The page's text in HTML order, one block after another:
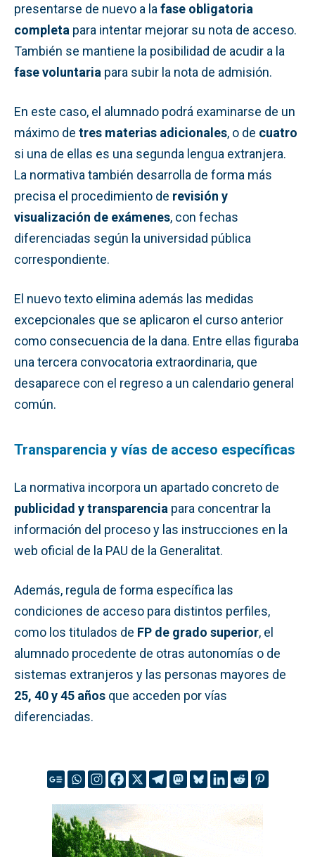
presentarse de nuevo a la fase obligatoria
completa para intentar mejorar su nota de acceso.
También se mantiene la posibilidad de acudir a la
fase voluntaria para subir la nota de admisión.
En este caso, el alumnado podrá examinarse de un
máximo de tres materias adicionales, o de cuatro
si una de ellas es una segunda lengua extranjera.
La normativa también desarrolla de forma más
precisa el procedimiento de revisión y
visualización de exámenes, con fechas
diferenciadas según la universidad pública
correspondiente.
El nuevo texto elimina además las medidas
excepcionales que se aplicaron el curso anterior
como consecuencia de la dana. Entre ellas figuraba
una tercera convocatoria extraordinaria, que
desaparece con el regreso a un calendario general
común.
Transparencia y vías de acceso específicas
La normativa incorpora un apartado concreto de
publicidad y transparencia para concentrar la
información del proceso y las instrucciones en la
web oficial de la PAU de la Generalitat.
Además, regula de forma específica las
condiciones de acceso para distintos perfiles,
como los titulados de FP de grado superior, el
alumnado procedente de otras autonomías o de
sistemas extranjeros y las personas mayores de
25, 40 y 45 años que acceden por vías
diferenciadas.